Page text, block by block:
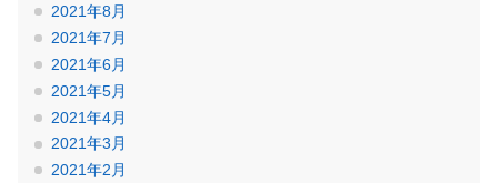
2021年8月
2021年7月
2021年6月
2021年5月
2021年4月
2021年3月
2021年2月